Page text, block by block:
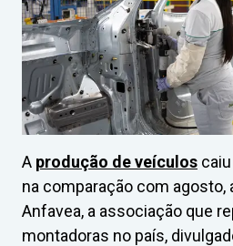
A produção de veículos
na comparação com agosto,
Anfavea, a associação que
montadoras no país,